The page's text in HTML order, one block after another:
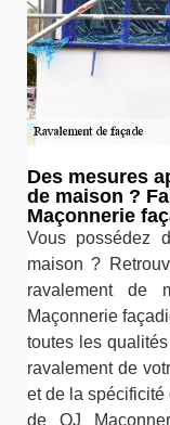
Des mesures
de maison ?
Maçonnerie
Vous possédez
maison ?
ravalement de
Maçonnerie
toutes les
ravalement de
et de la
de OJ